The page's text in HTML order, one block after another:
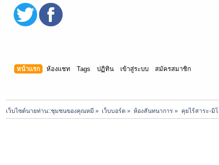
หน้าแรก ห้องแชท Tags ปฏิทิน เข้าสู่ระบบ สมัครสมาชิก
เว็บไซต์นายท่าน::ชุมชนของคุณหมี » เว็บบอร์ด » ห้องสันทนาการ » คุยไร้สาระ-มิ